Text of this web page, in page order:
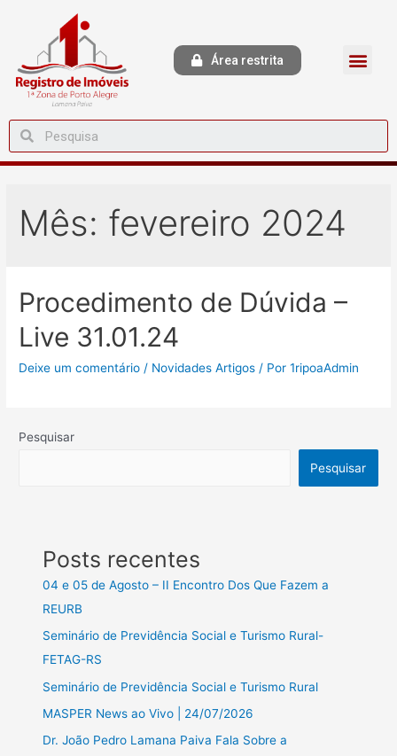
Área restrita
Mês: fevereiro 2024
Procedimento de Dúvida –
Live 31.01.24
Deixe um comentário / Novidades Artigos / Por1ripoaAdmin
Pesquisar
Pesquisar
Posts recentes
04 e 05 de Agosto – II Encontro Dos Que Fazem a
REURB
Seminário de Previdência Social e Turismo Rural-
FETAG-RS
Seminário de Previdência Social e Turismo Rural
MASPER News ao Vivo | 24/07/2026
Dr. João Pedro Lamana Paiva Fala Sobre a